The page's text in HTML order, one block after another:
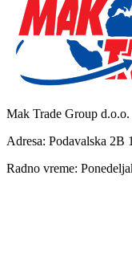
Mak Trade Group d.o.o.
Adresa: Podavalska 2B
Radno vreme: